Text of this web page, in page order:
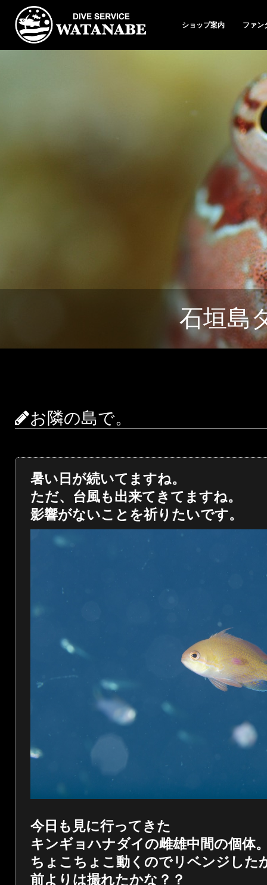
ショップ案内 ファン
石垣島
お隣の島で。
暑い日が続いてますね。
ただ、台風も出来てきてますね。
影響がないことを祈りたいです。
今日も見に行ってきた
キンギョハナダイの雌雄中間の個体
ちょこちょこ動くのでリベンジした
前よりは撮れたかな？？